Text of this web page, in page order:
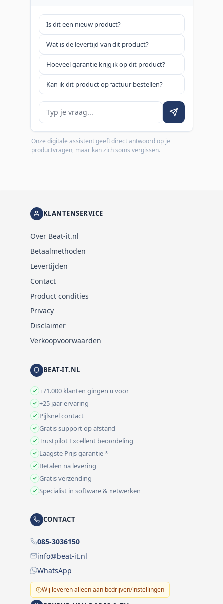
Is dit een nieuw product?
Wat is de levertijd van dit product?
Hoeveel garantie krijg ik op dit product?
Kan ik dit product op factuur bestellen?
Je vraag
Onze digitale assistent geeft direct antwoord op je
productvragen, maar kan zich soms vergissen.
KLANTENSERVICE
Over Beat-it.nl
Betaalmethoden
Levertijden
Contact
Product condities
Privacy
Disclaimer
Verkoopvoorwaarden
BEAT-IT.NL
+71.000 klanten gingen u voor
+25 jaar ervaring
Pijlsnel contact
Gratis support op afstand
Trustpilot Excellent beoordeling
Laagste Prijs garantie *
Betalen na levering
Gratis verzending
Specialist in software & netwerken
CONTACT
085-3036150
info@beat-it.nl
WhatsApp
Wij leveren alleen aan bedrijven/instellingen